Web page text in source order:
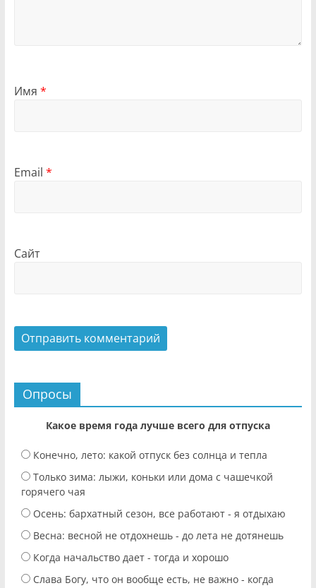
Имя *
Email *
Сайт
Опросы
Какое время года лучше всего для отпуска
Конечно, лето: какой отпуск без солнца и тепла
Только зима: лыжи, коньки или дома с чашечкой
горячего чая
Осень: бархатный сезон, все работают - я отдыхаю
Весна: весной не отдохнешь - до лета не дотянешь
Когда начальство дает - тогда и хорошо
Слава Богу, что он вообще есть, не важно - когда